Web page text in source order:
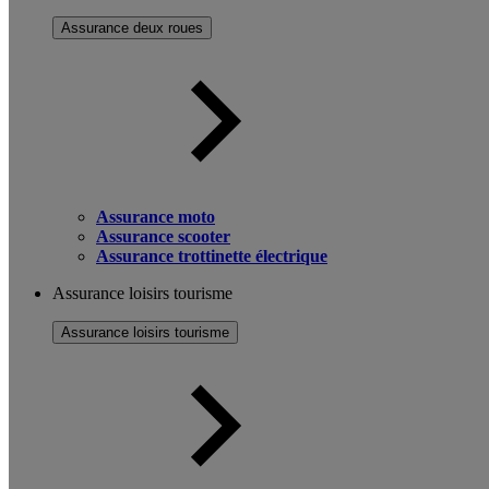
Assurance deux roues
Assurance moto
Assurance scooter
Assurance trottinette électrique
Assurance loisirs tourisme
Assurance loisirs tourisme